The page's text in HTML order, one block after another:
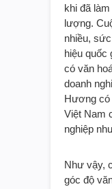
khi đã
lượng.
nhiều,
hiệu quốc
có văn
doanh
Hương có
Việt Nam
nghiệp
Như vậy,
góc độ